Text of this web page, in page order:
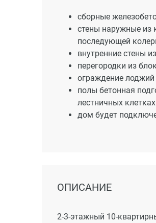
сборные
стены наружные из
последующей
внутренние стены
перегородки из
ограждение
полы бетонная
лестничных клетках
дом будет
ОПИСАНИЕ
2-3-этажный 10-